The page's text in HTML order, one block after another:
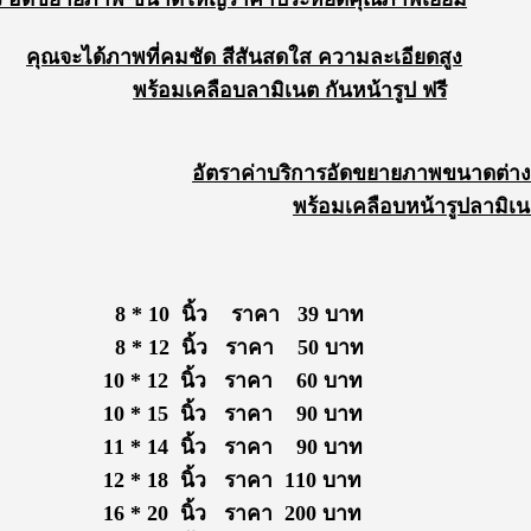
คุณจะได้ภาพที่คมชัด สีสันสดใส ความละเอียดสูง
พร้อมเคลือบลามิเนต กันหน้ารูป ฟรี
อัตราคาบริการอัดขยายภาพขนาดต่า
พร้อมเคลือบหน้ารูปลามิเ
นิ้ว ราคา 39 บาท
นิ้ว ราคา 50 บาท
นิ้ว ราคา 60 บาท
นิ้ว ราคา 90 บาท
นิ้ว ราคา 90 บาท
นิ้ว ราคา 110 บาท
นิ้ว ราคา 200 บาท